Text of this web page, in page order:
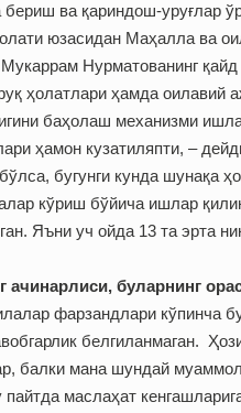
ва қариндош-уруғлар
юзасидан Маҳалла ва
Нурматованинг
ҳолатлари ҳамда
баҳолаш механизми
ҳамон кузатиляпти, –
бугунги кунда шунақа
кўриш бўйича ишлар
Яъни уч ойда 13 та эрта
ачинарлиси, буларнинг
фарзандлари кўпинча
белгиланмаган.
балки мана шундай
маслаҳат